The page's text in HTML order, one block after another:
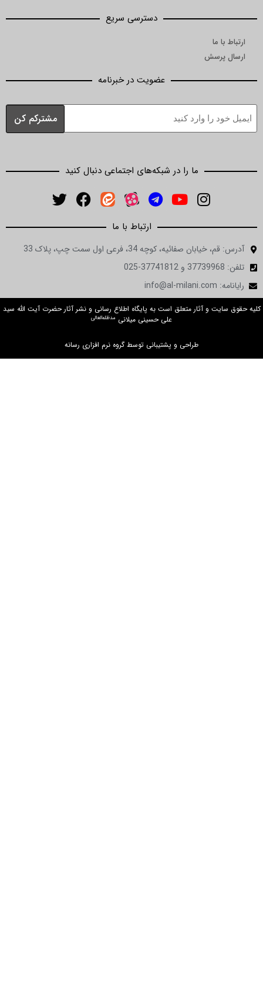
دسترسی سریع
ارتباط با ما
ارسال پرسش
عضویت در خبرنامه
ما را در شبکه‌های اجتماعی دنبال کنید
ارتباط با ما
آدرس: قم، خیابان صفائیه، کوچه 34، فرعی اول سمت چپ، پلاک 33
تلفن: 37739968 و 37741812-025
رایانامه: info@al-milani.com
کلیه حقوق سایت و آثار متعلق است به پایگاه اطلاع رسانی و نشر آثار حضرت آیت الله سید
علی حسینی میلانی مدظله‌العالی
طراحی و پشتیبانی توسط گروه نرم افزاری رسانه